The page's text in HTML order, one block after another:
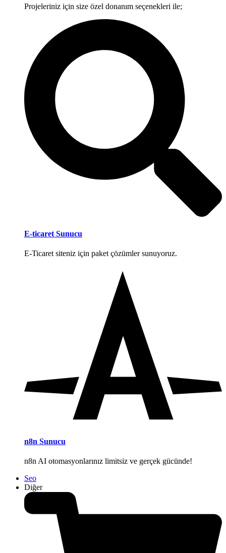
Projeleriniz için size özel donanım seçenekleri ile;
E-ticaret Sunucu
E-Ticaret siteniz için paket çözümler sunuyoruz.
n8n Sunucu
n8n AI otomasyonlarınız limitsiz ve gerçek gücünde!
Seo
Diğer